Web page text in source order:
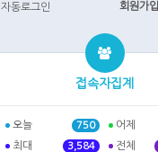
자동로그인 회원가입
접속자집계
오늘 750 어제
최대 3,584 전체